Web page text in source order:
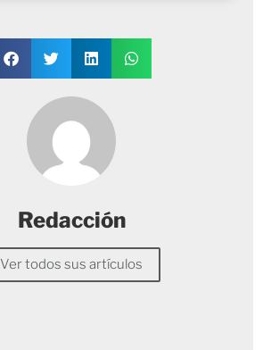
Redacción
Ver todos sus artículos